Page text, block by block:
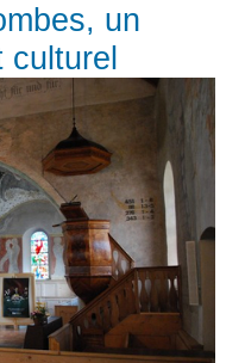
un